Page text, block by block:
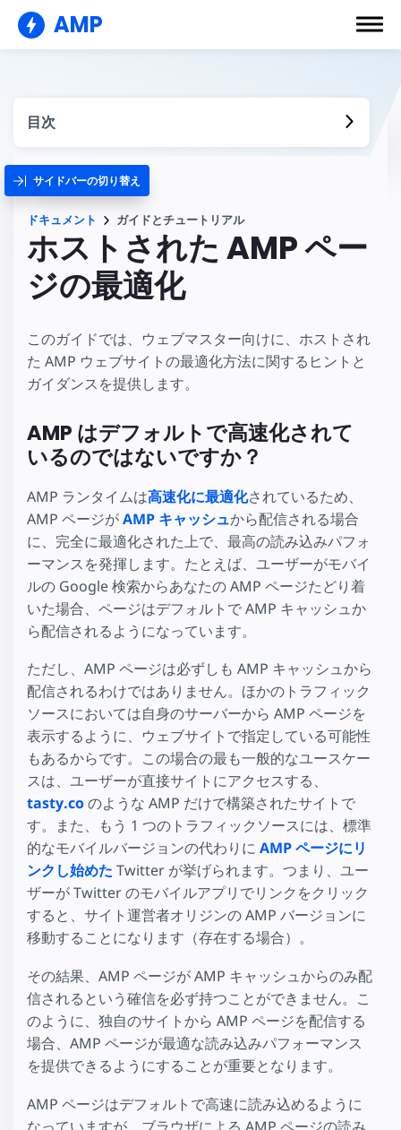
AMP
目次
サイドバーの切り替え
ドキュメント ガイドとチュートリアル
ホストされた AMP ペー
ジの最適化
このガイドでは、ウェブマスター向けに、ホストされ
た AMP ウェブサイトの最適化方法に関するヒントと
ガイダンスを提供します。
AMP はデフォルトで高速化されて
いるのではないですか？
AMP ランタイムは高速化に最適化されているため、
AMP ページがAMP キャッシュから配信される場合
に、完全に最適化された上で、最高の読み込みパフォ
ーマンスを発揮します。たとえば、ユーザーがモバイ
ルの Google 検索からあなたの AMP ページたどり着
いた場合、ページはデフォルトで AMP キャッシュか
ら配信されるようになっています。
ただし、AMP ページは必ずしも AMP キャッシュから
配信されるわけではありません。ほかのトラフィック
ソースにおいては自身のサーバーから AMP ページを
表示するように、ウェブサイトで指定している可能性
もあるからです。この場合の最も一般的なユースケー
スは、ユーザーが直接サイトにアクセスする、
tasty.coのような AMP だけで構築されたサイトで
す。また、もう 1 つのトラフィックソースには、標準
的なモバイルバージョンの代わりに AMP ページにリ
ンクし始めた Twitter が挙げられます。つまり、ユー
ザーが Twitter のモバイルアプリでリンクをクリック
すると、サイト運営者オリジンの AMP バージョンに
移動することになります（存在する場合）。
その結果、AMP ページが AMP キャッシュからのみ配
信されるという確信を必ず持つことができません。こ
のように、独自のサイトから AMP ページを配信する
場合、AMP ページが最適な読み込みパフォーマンス
を提供できるようにすることが重要となります。
AMP ページはデフォルトで高速に読み込めるように
なっていますが、ブラウザによる AMP ページの読み